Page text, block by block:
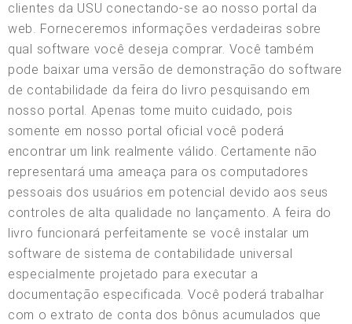
clientes da USU conectando-se ao nosso portal da
web. Forneceremos informações verdadeiras sobre
qual software você deseja comprar. Você também
pode baixar uma versão de demonstração do software
de contabilidade da feira do livro pesquisando em
nosso portal. Apenas tome muito cuidado, pois
somente em nosso portal oficial você poderá
encontrar um link realmente válido. Certamente não
representará uma ameaça para os computadores
pessoais dos usuários em potencial devido aos seus
controles de alta qualidade no lançamento. A feira do
livro funcionará perfeitamente se você instalar um
software de sistema de contabilidade universal
especialmente projetado para executar a
documentação especificada. Você poderá trabalhar
com o extrato de conta dos bônus acumulados que